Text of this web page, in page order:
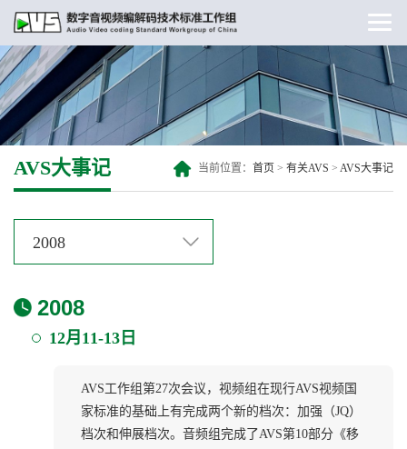
AVS大事记 当前位置： 首页 > 有关AVS > AVS大事记
2008
2008
12月11-13日
AVS工作组第27次会议，视频组在现行AVS视频国
家标准的基础上有完成两个新的档次：加强（JQ）
档次和伸展档次。音频组完成了AVS第10部分《移